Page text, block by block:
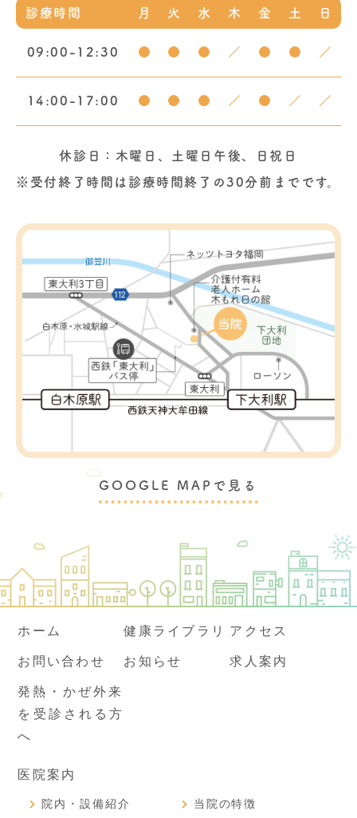
診療時間 月 火 水 木 金 土 日
09:00-12:30 ● ● ● ／ ● ● ／
14:00-17:00 ● ● ● ／ ● ／ ／
休診日：木曜日、土曜日午後、日祝日
※受付終了時間は診療時間終了の30分前までです。
GOOGLE MAPで見る
ホーム 健康ライブラリ アクセス
お問い合わせ お知らせ 求人案内
発熱・かぜ外来
を受診される方
へ
医院案内
院内・設備紹介 当院の特徴